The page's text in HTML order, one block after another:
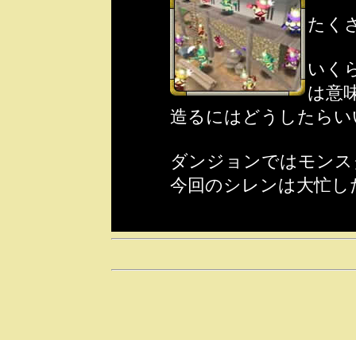
たく
いく
は意
造るにはどうしたら
ダンジョンではモン
今回のシレンは大忙し